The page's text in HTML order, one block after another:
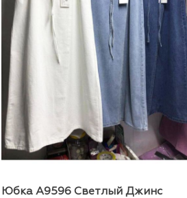
Юбка А9596 Светлый Джинс